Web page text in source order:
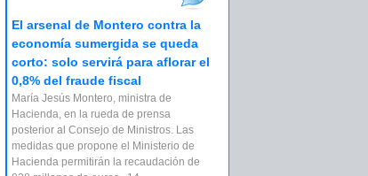
El arsenal de Montero contra la
economía sumergida se queda
corto: solo servirá para aflorar el
0,8% del fraude fiscal
María Jesús Montero, ministra de
Hacienda, en la rueda de prensa
posterior al Consejo de Ministros. Las
medidas que propone el Ministerio de
Hacienda permitirán la recaudación de